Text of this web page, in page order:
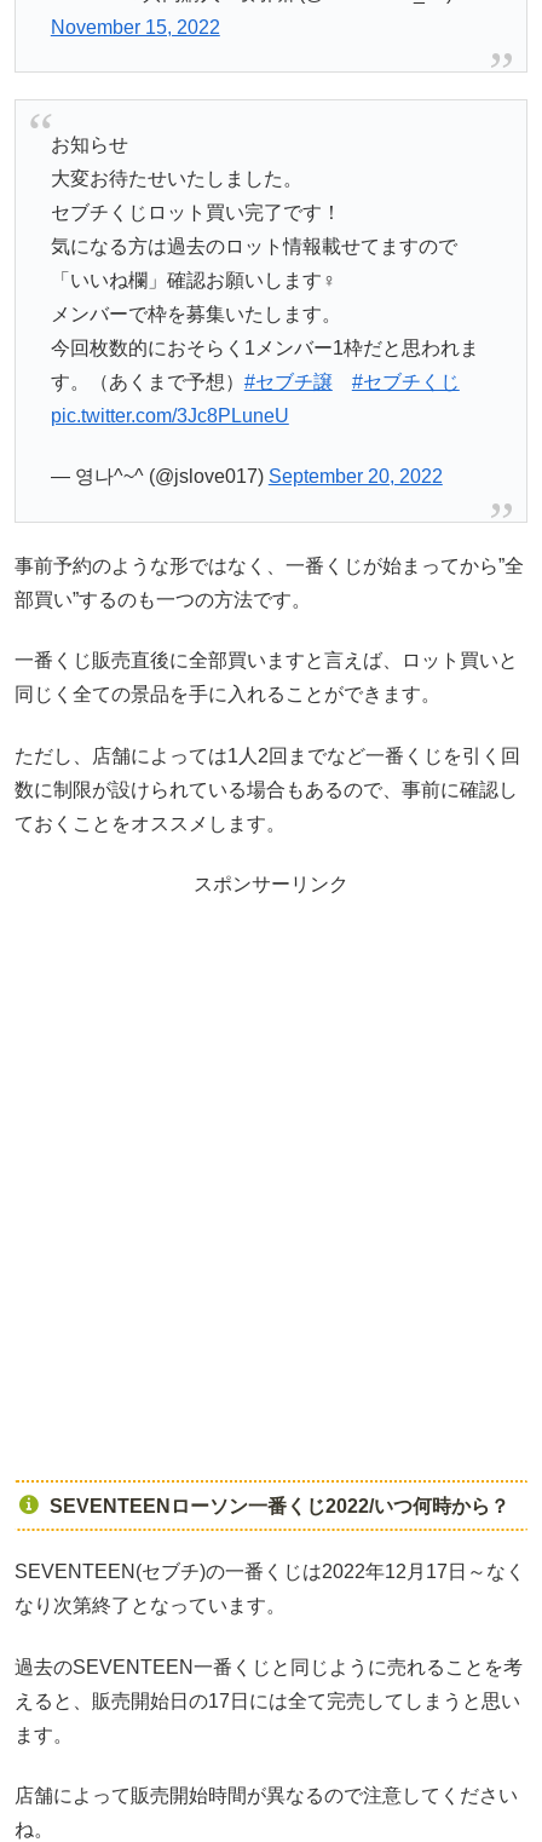
November 15, 2022
お知らせ
大変お待たせいたしました。
セブチくじロット買い完了です！
気になる方は過去のロット情報載せてますので
「いいね欄」確認お願いします‍♀️
メンバーで枠を募集いたします。
今回枚数的におそらく1メンバー1枠だと思われま
す。（あくまで予想） #セブチ譲
#セブチくじ
pic.twitter.com/3Jc8PLuneU
— 영나^~^ (@jslove017) September 20, 2022
事前予約のような形ではなく、一番くじが始まってから”全
部買い”するのも一つの方法です。
一番くじ販売直後に全部買いますと言えば、ロット買いと
同じく全ての景品を手に入れることができます。
ただし、店舗によっては1人2回までなど一番くじを引く回
数に制限が設けられている場合もあるので、事前に確認し
ておくことをオススメします。
スポンサーリンク
SEVENTEENローソン一番くじ2022/いつ何時から？
SEVENTEEN(セブチ)の一番くじは2022年12月17日～なく
なり次第終了となっています。
過去のSEVENTEEN一番くじと同じように売れることを考
えると、販売開始日の17日には全て完売してしまうと思い
ます。
店舗によって販売開始時間が異なるので注意してください
ね。